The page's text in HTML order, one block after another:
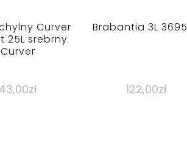
Curver
25L srebrny
Curver
43,00zł
Brabantia 3L
122,00zł